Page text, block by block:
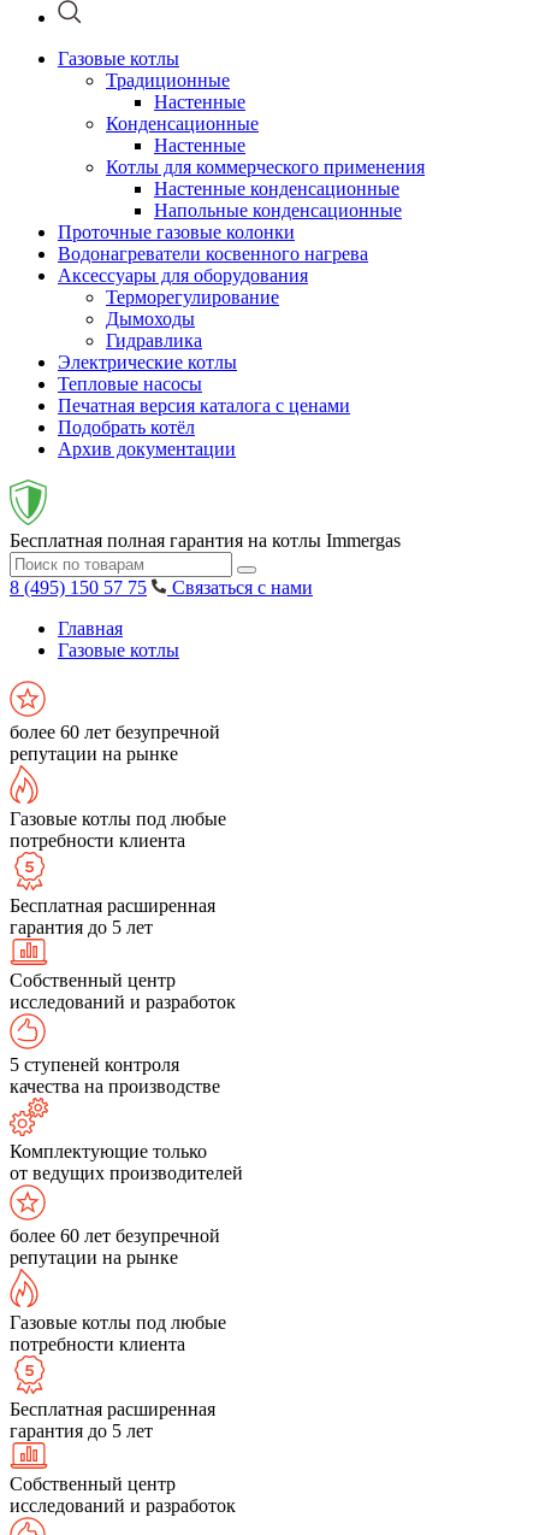
Газовые котлы
Традиционные
Настенные
Конденсационные
Настенные
Котлы для коммерческого применения
Настенные конденсационные
Напольные конденсационные
Проточные газовые колонки
Водонагреватели косвенного нагрева
Аксессуары для оборудования
Терморегулирование
Дымоходы
Гидравлика
Электрические котлы
Тепловые насосы
Печатная версия каталога с ценами
Подобрать котёл
Архив документации
Бесплатная полная гарантия на котлы Immergas
8 (495) 150 57 75
Связаться с нами
Главная
Газовые котлы
более 60 лет безупречной
репутации на рынке
Газовые котлы под любые
потребности клиента
Бесплатная расширенная
гарантия до 5 лет
Собственный центр
исследований и разработок
5 ступеней контроля
качества на производстве
Комплектующие только
от ведущих производителей
более 60 лет безупречной
репутации на рынке
Газовые котлы под любые
потребности клиента
Бесплатная расширенная
гарантия до 5 лет
Собственный центр
исследований и разработок